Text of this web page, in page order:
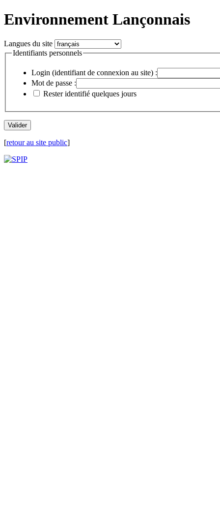
Environnement Lançonnais
Langues du site
Identifiants personnels
Login (identifiant de connexion au site) :
Mot de passe :
Rester identifié quelques jours
[retour au site public]